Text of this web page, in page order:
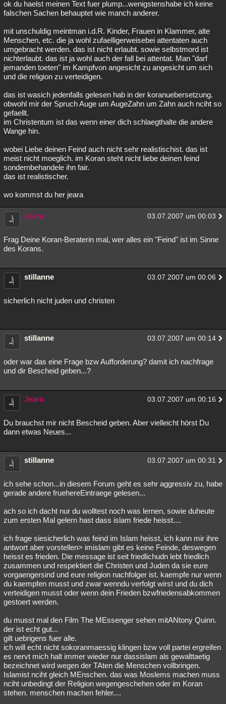
ok du haelst meinen Text fuer plump...wenigstenshabe ich keine
falschen Sachen behauptet wie manch anderer.
mit unschuldig meintman i.d.R. Kinder, Frauen in Klammer, alte
Menschen, etc. die ja wohl zufaelligerweisebei attentaten auch
umgebracht werden. das ist nicht erlaubt. sowie selbstmord ist
nichterlaubt. das ist ja wohl auch der fall bei attentat. Man "darf
jemanden toeten" im Kampfvon angesicht zu angesicht um sich
und die religion zu verteidigen.
das ist wasich jedenfalls gelesen hab in der koranuebersetzung.
obwohl mir der Spruch Auge um AugeZahn um Zahn auch nciht so
gefaellt.
im Christentum ist das wenn einer dich schlaegthalte die andere
Wange hin.
wobei Liebe deinen Feind auch nicht sehr realistischist. das ist
meist nicht moeglich. im Koran steht nicht liebe deinen feind
sondernbehandele ihn fair.
das ist realistischer.
wo kommst du her jeara
Jeara 03.07.2007 um 00:03
Frag Deine Koran-Beraterin mal, wer alles ein "Feind" ist im Sinne
des Korans.
stillanne 03.07.2007 um 00:06
sicherlich nicht juden und christen
stillanne 03.07.2007 um 00:14
oder war das eine Frage bzw Aufforderung? damit ich nachfrage
und dir Bescheid geben...?
Jeara 03.07.2007 um 00:16
Du brauchst mir nicht Bescheid geben. Aber vielleicht hörst Du
dann etwas Neues...
stillanne 03.07.2007 um 00:31
ich sehe schon...in diesem Forum geht es sehr aggressiv zu, habe
gerade andere fruehereEintraege gelesen...
ach so ich dacht nur du wolltest noch was lernen, sowie duheute
zum ersten Mal gelern hast dass islam friede heisst....
ich frage siesicherlich was feind im Islam heisst, ich kann mir ihre
antwort aber vorstellen> imislam gibt es keine Feinde, deswegen
heisst es frieden. Die message ist seit friedlichudn lebt friedlich
zusammen und respektiert die Christen und Juden da sie eure
vorgaengersind und eure religion nachfolger ist. kaempfe nur wenn
du kaempfen musst und zwar wenndu verfolgt wirst und du dich
verteidigen musst oder wenn dein Frieden bzwfriedensabkommen
gestoert werden.
du musst mal den Film The MEssenger sehen mitANtony Quinn.
der ist echt gut...
gilt uebrigens fuer alle.
ich will echt nicht sokoranmaessig klingen bzw voll partei ergreifen
es nervt mich halt immer wieder nur dassislam als gewalttaetig
bezeichnet wird wegen der TAten die Menschen vollbringen.
Islamist nciht gleich MEnschen. das was Moslems machen muss
nciht unbedingt der Religion wegengeschehen oder im Koran
stehen. menschen machen fehler....